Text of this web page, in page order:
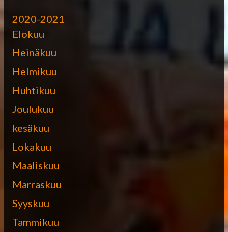
2020-2021
Elokuu
Heinäkuu
Helmikuu
Huhtikuu
Joulukuu
kesäkuu
Lokakuu
Maaliskuu
Marraskuu
Syyskuu
Tammikuu